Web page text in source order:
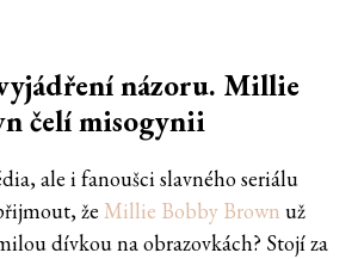
názoru. Millie
čelí misogynii
ale i fanoušci slavného seriálu
že Millie Bobby Brown už
dívkou na obrazovkách? Stojí za